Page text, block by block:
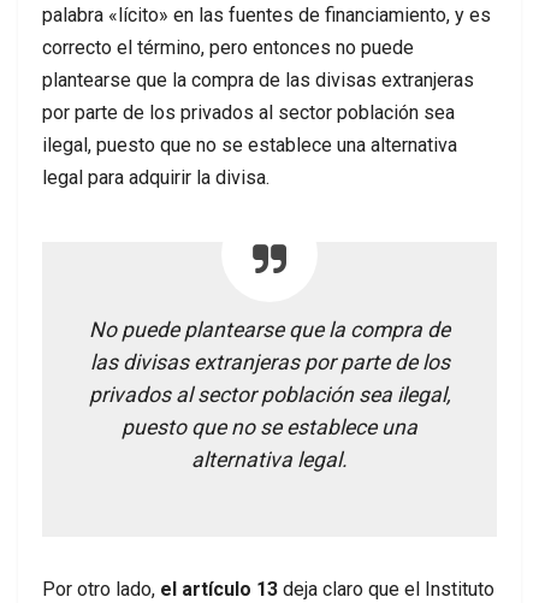
palabra «lícito» en las fuentes de financiamiento, y es
correcto el término, pero entonces no puede
plantearse que la compra de las divisas extranjeras
por parte de los privados al sector población sea
ilegal, puesto que no se establece una alternativa
legal para adquirir la divisa.
No puede plantearse que la compra de
las divisas extranjeras por parte de los
privados al sector población sea ilegal,
puesto que no se establece una
alternativa legal.
Por otro lado, el artículo 13 deja claro que el Instituto